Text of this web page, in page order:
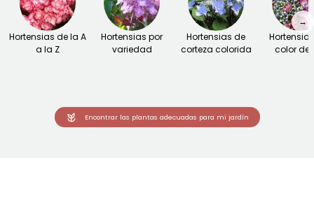
Hortensias de la A
a la Z
Hortensias por
variedad
Hortensias de
corteza colorida
color de
→
Encontrar las plantas adecuadas para mi jardín